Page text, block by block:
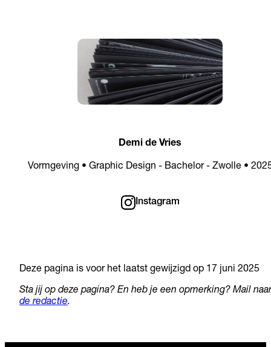
Demi de Vries
Vormgeving • Graphic Design - Bachelor - Zwolle •
Instagram
Deze pagina is voor het laatst gewijzigd op 17 juni 2025
Sta jij op deze pagina? En heb je een opmerking? Mail naar
de redactie.